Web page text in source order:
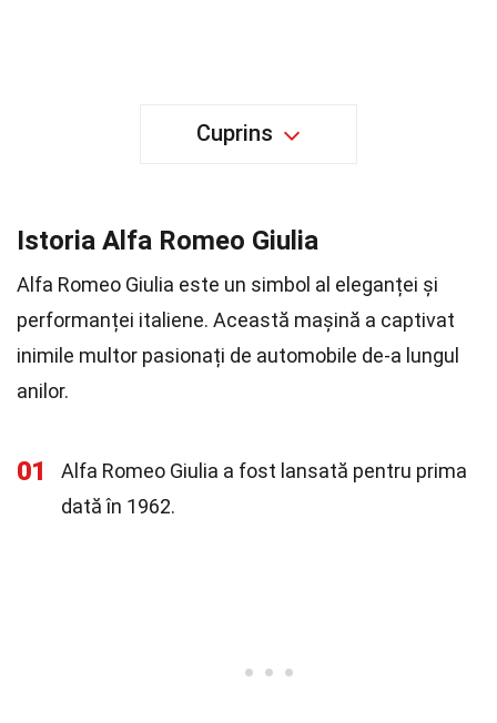
Cuprins
Istoria Alfa Romeo Giulia
Alfa Romeo Giulia este un simbol al eleganței și
performanței italiene. Această mașină a captivat
inimile multor pasionați de automobile de-a lungul
anilor.
01
Alfa Romeo Giulia a fost lansată pentru prima
dată în 1962.